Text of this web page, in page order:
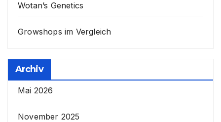
Wotan’s Genetics
Growshops im Vergleich
Archiv
Mai 2026
November 2025